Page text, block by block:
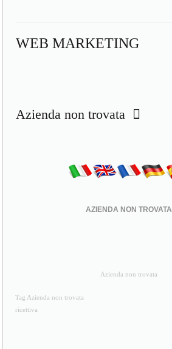
WEB MARKETING
Azienda non trovata
AZIENDA NON TROVATA
Azienda non trovata
Tag Azienda non trovata
ricettiva